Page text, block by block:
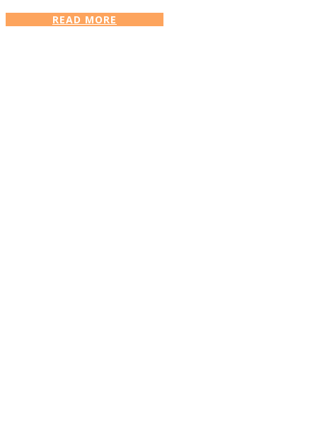
READ MORE